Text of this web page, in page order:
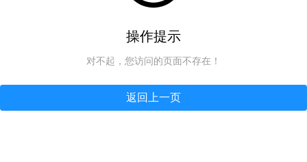
操作提示
对不起，您访问的页面不存在！
返回上一页